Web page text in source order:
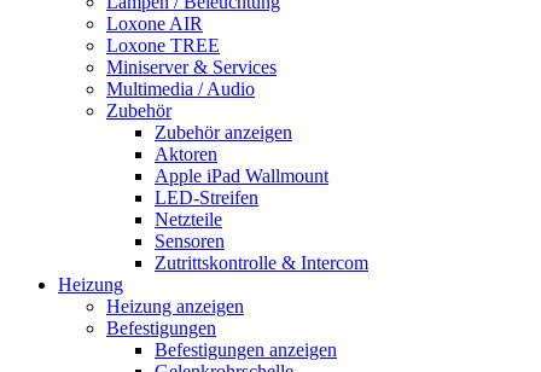
Loxone AIR
Loxone TREE
Miniserver & Services
Multimedia / Audio
Zubehör
Zubehör anzeigen
Aktoren
Apple iPad Wallmount
LED-Streifen
Netzteile
Sensoren
Zutrittskontrolle & Intercom
Heizung
Heizung anzeigen
Befestigungen
Befestigungen anzeigen